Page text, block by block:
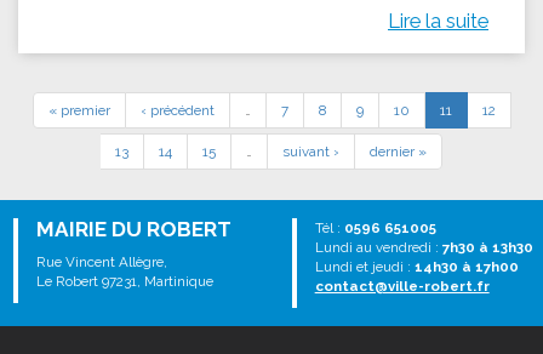
Lire la suite
« premier ‹ précédent … 7 8 9 10 11 12
13 14 15 … suivant › dernier »
MAIRIE DU ROBERT
Rue Vincent Allègre,
Le Robert 97231, Martinique
Tél : 0596 651005
Lundi au vendredi : 7h30 à 13h30
Lundi et jeudi : 14h30 à 17h00
contact@ville-robert.fr